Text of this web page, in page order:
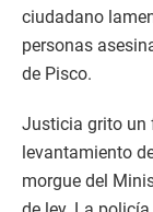
ciudadano
personas
de Pisco.
Justicia grito un
levantamiento
morgue del